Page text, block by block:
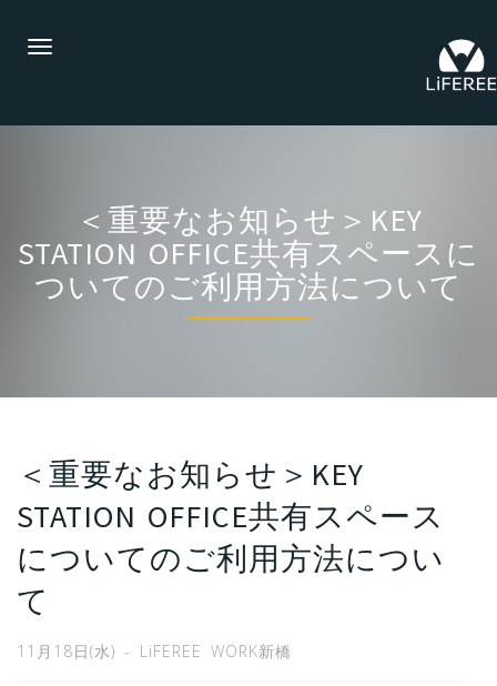
Toggle
＜重要なお知らせ＞KEY
STATION OFFICE共有スペースに
ついてのご利用方法について
＜重要なお知らせ＞KEY
STATION OFFICE共有スペース
についてのご利用方法につい
て
11月18日(水) - LiFEREE WORK新橋